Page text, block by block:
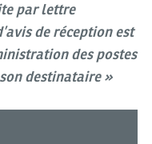
par lettre
de réception est
des postes
destinataire »